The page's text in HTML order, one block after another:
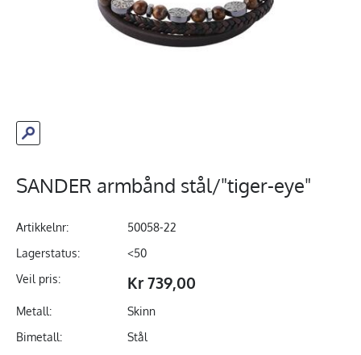
SANDER armbånd stål/"tiger-eye"
Artikkelnr:
50058-22
Lagerstatus:
<50
Veil pris:
Kr 739,00
Metall:
Skinn
Bimetall:
Stål